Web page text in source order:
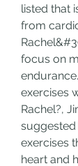
listed that
from
focus on
exercises
Rachel?,
exercises
heart and